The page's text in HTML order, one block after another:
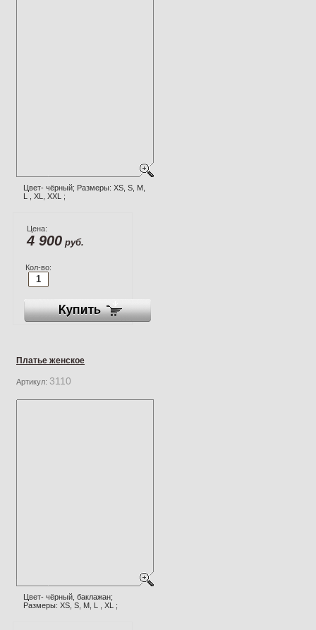
Цвет- чёрный; Размеры: XS, S, M,
L , XL, XXL ;
Цена:
4 900 руб.
Кол-во:
Платье женское
Артикул: 3110
Цвет- чёрный, баклажан;
Размеры: XS, S, M, L , XL ;